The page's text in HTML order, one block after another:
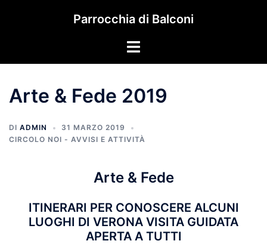
Parrocchia di Balconi
Mostra/Nascondi
Arte & Fede 2019
DI ADMIN
31 MARZO 2019
CIRCOLO NOI - AVVISI E ATTIVITÀ
Arte & Fede
ITINERARI PER CONOSCERE ALCUNI
LUOGHI DI VERONA VISITA GUIDATA
APERTA A TUTTI